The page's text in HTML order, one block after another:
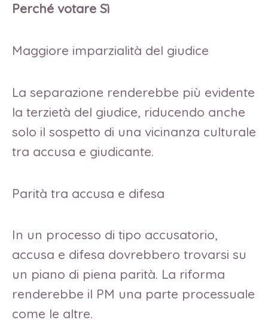
Perché votare Sì
Maggiore imparzialità del giudice
La separazione renderebbe più evidente
la terzietà del giudice, riducendo anche
solo il sospetto di una vicinanza culturale
tra accusa e giudicante.
Parità tra accusa e difesa
In un processo di tipo accusatorio,
accusa e difesa dovrebbero trovarsi su
un piano di piena parità. La riforma
renderebbe il PM una parte processuale
come le altre.